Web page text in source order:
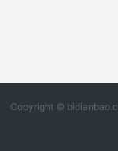
Copyright ©